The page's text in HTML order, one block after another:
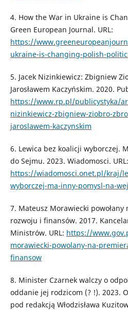
4. How the War in Ukraine is
Green European Journal. URL:
https://
ukraine-is-changing-polish-
5. Jacek Nizinkiewicz: Zbigniew
Jarosławem Kaczyńskim. 2020.
https://www.rp.pl/publicystyka/
nizinkiewicz-zbigniew-ziobro-
jaroslawem-kaczynskim
6. Lewica bez koalicji wyborczej.
do Sejmu. 2023. Wiadomosci. URL:
https://wiadomosci.onet.pl/kraj/
wyborczej-ma-inny-pomysl-na-
7. Mateusz Morawiecki
rozwoju i finansów. 2017.
Ministrów. URL: https://
morawiecki-powolany-na-
finansow
8. Minister Czarnek walczy o
oddanie jej rodzicom (? !). 2023.
pod redakcją Włodzisława